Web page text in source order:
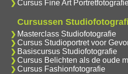
Cursus Fine Art
Cursussen
Masterclass Studiofotografie
Cursus Studioportret voor
Basiscursus Studiofotografie
Cursus Belichten als de oude
Cursus Fashionfotografie